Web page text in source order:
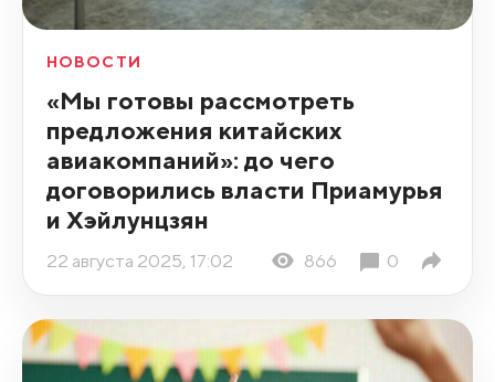
НОВОСТИ
«Мы готовы рассмотреть
предложения китайских
авиакомпаний»: до чего
договорились власти Приамурья
и Хэйлунцзян
22 августа 2025, 17:02 866 0